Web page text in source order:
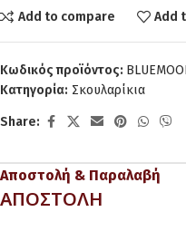
Add to compare Add
Κωδικός προϊόντος:
Κατηγορία: Σκουλαρίκια
Share:
Αποστολή & Παραλαβή
ΑΠΟΣΤΟΛΗ